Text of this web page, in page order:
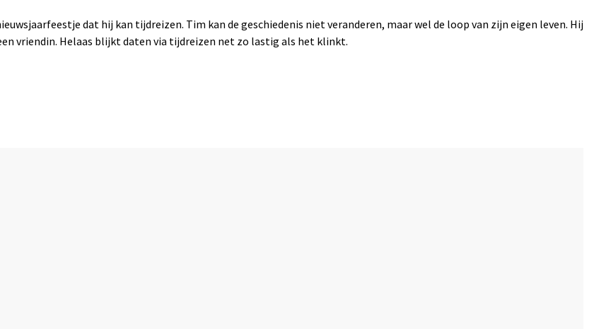
dat hij kan tijdreizen. Tim kan de geschiedenis niet veranderen, maar wel de loop van zijn eigen leven. Hij
vriendin. Helaas blijkt daten via tijdreizen net zo lastig als het klinkt.